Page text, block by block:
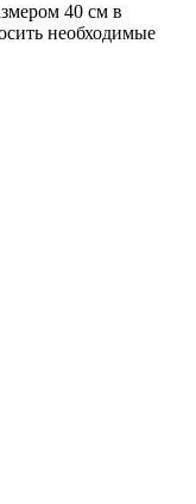
40 см в
необходимые